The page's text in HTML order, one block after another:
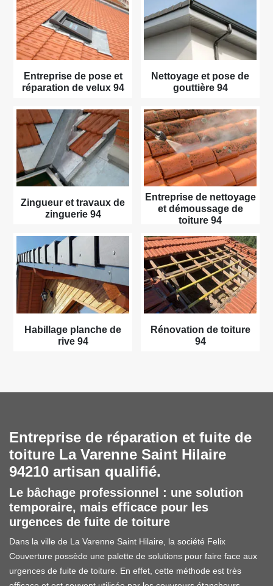
Entreprise de pose et
réparation de velux 94
Nettoyage et pose de
gouttière 94
Zingueur et travaux de
zinguerie 94
Entreprise de nettoyage
et démoussage de
toiture 94
Habillage planche de
rive 94
Rénovation de toiture
94
Entreprise de réparation et fuite de
toiture La Varenne Saint Hilaire
94210 artisan qualifié.
Le bâchage professionnel : une solution
temporaire, mais efficace pour les
urgences de fuite de toiture
Dans la ville de La Varenne Saint Hilaire, la société Felix
Couverture possède une palette de solutions pour faire face aux
urgences de fuite de toiture. En effet, cette méthode est très